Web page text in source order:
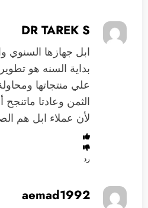
DR TAREK S
ابل جهازها السنوي
بداية السنه هو
علي منتجاتها
الثمن وعادتا
لأن عملاء ابل هم
رد
aemad1992